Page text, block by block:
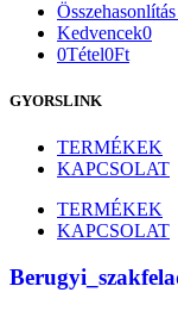
Összehasonlítás
Kedvencek0
0Tétel0Ft
GYORSLINK
TERMÉKEK
KAPCSOLAT
TERMÉKEK
KAPCSOLAT